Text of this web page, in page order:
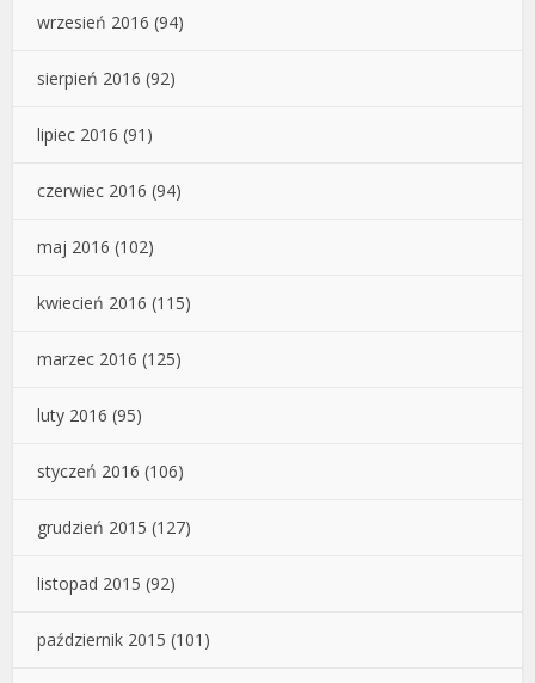
wrzesień 2016 (94)
sierpień 2016 (92)
lipiec 2016 (91)
czerwiec 2016 (94)
maj 2016 (102)
kwiecień 2016 (115)
marzec 2016 (125)
luty 2016 (95)
styczeń 2016 (106)
grudzień 2015 (127)
listopad 2015 (92)
październik 2015 (101)